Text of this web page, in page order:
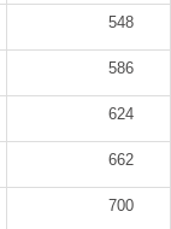
548
586
624
662
700